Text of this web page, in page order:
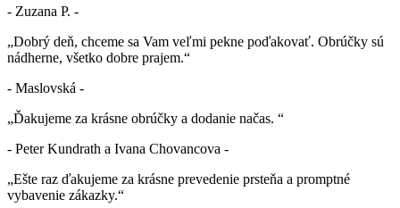
- Zuzana P. -
„Dobrý deň, chceme sa Vam veľmi pekne poďakovať. Obrúčky sú
nádherne, všetko dobre prajem.“
- Maslovská -
„Ďakujeme za krásne obrúčky a dodanie načas. “
- Peter Kundrath a Ivana Chovancova -
„Ešte raz ďakujeme za krásne prevedenie prsteňa a promptné
vybavenie zákazky.“